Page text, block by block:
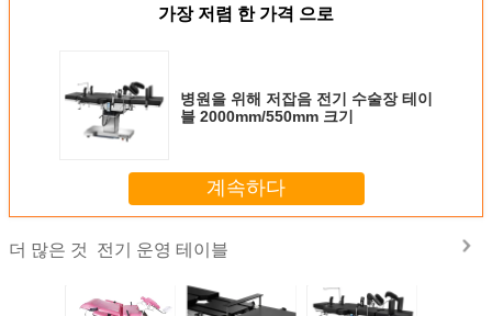
가장 저렴 한 가격 으로
병원을 위해 저잡음 전기 수술장 테이
블 2000mm/550mm 크기
계속하다
더 많은 것 전기 운영 테이블